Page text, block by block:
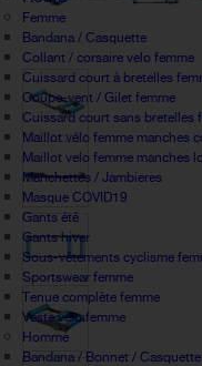
Femme
Bandana / Casquette
Collant / corsaire velo femme
Cuissard court à bretelles
Coupe-vent / Gilet femme
Cuissard court sans bretelles
Maillot vélo femme manches
Maillot velo femme manches
Manchettes / Jambieres
Masque COVID19
Gants été
Gants hiver
Sous-vêtements cyclisme
Sportswear femme
Tenue complète femme
Veste vélo femme
Homme
Bandana / Bonnet / Casquette